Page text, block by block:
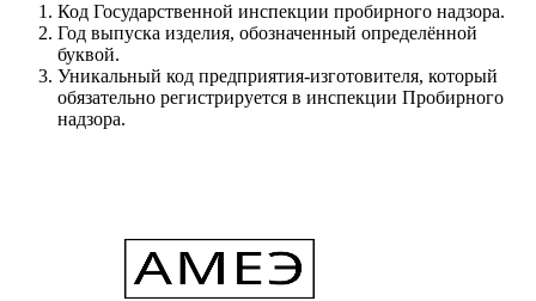
Код Государственной инспекции пробирного надзора.
Год выпуска изделия, обозначенный определённой
буквой.
Уникальный код предприятия-изготовителя, который
обязательно регистрируется в инспекции Пробирного
надзора.